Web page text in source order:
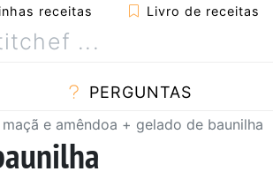
receitas Livro de receitas
PERGUNTAS
e amêndoa + gelado de baunilha